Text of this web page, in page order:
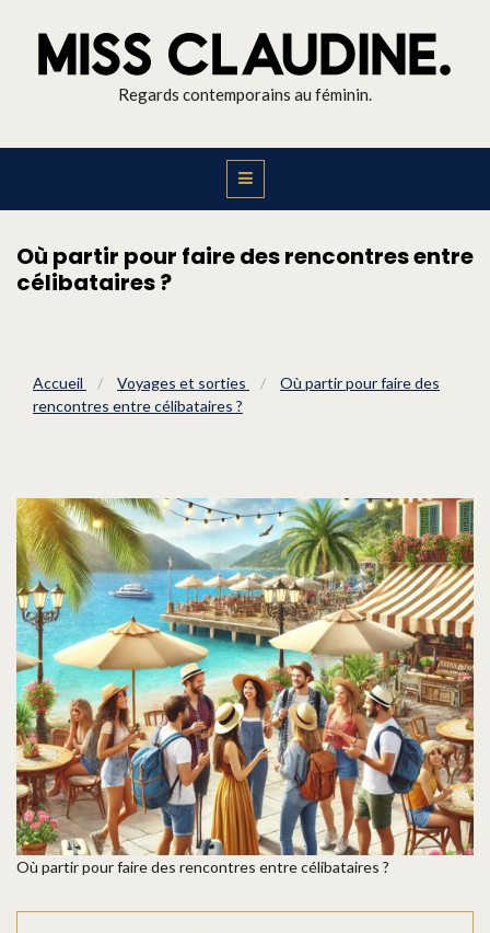
Regards contemporains au féminin.
Où partir pour faire des rencontres entre
célibataires ?
Accueil / Voyages et sorties /
Où partir pour faire des
rencontres entre célibataires ?
Où partir pour faire des rencontres entre célibataires ?